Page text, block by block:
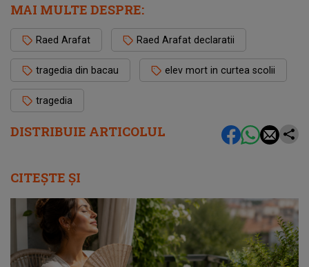
DISTRIBUIE ARTICOLUL
MAI MULTE DESPRE:
Raed Arafat Raed Arafat declaratii
tragedia din bacau elev mort in curtea scolii
tragedia
CITEȘTE ȘI